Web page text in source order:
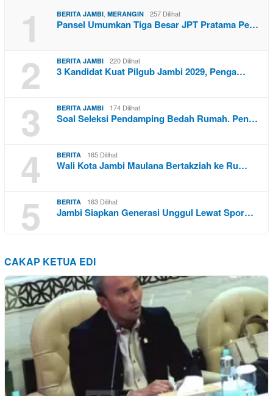
1 BERITA JAMBI, MERANGIN 257 Dilihat
Pansel Umumkan Tiga Besar JPT Pratama Pe…
2 BERITA JAMBI 220 Dilihat
3 Kandidat Kuat Pilgub Jambi 2029, Penga…
3 BERITA JAMBI 174 Dilihat
Soal Seleksi Pendamping Bedah Rumah. Pen…
4 BERITA 165 Dilihat
Wali Kota Jambi Maulana Bertakziah ke Ru…
5 BERITA 163 Dilihat
Jambi Siapkan Generasi Unggul Lewat Spor…
CAKAP KETUA EDI